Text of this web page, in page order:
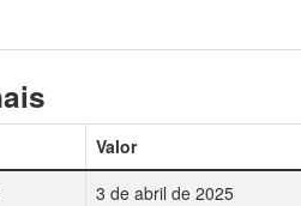
Valor
3 de abril de 2025